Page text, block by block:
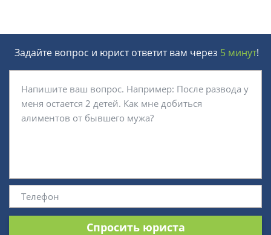
Задайте вопрос и юрист ответит вам через 5 минут!
Спросить юриста